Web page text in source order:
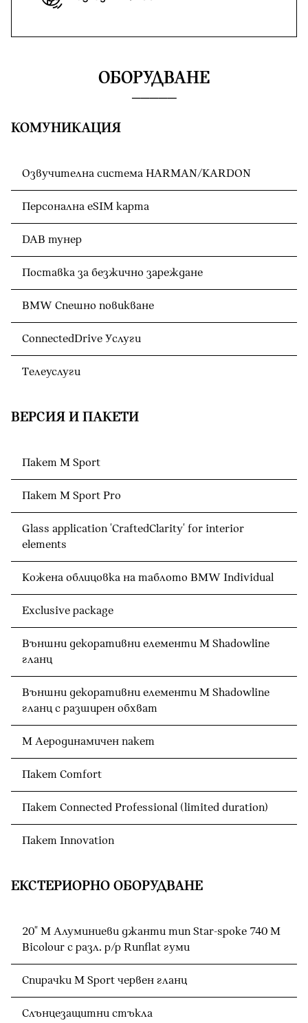
ОБОРУДВАНЕ
КОМУНИКАЦИЯ
Озвучителна система HARMAN/KARDON
Персонална eSIM карта
DAB тунер
Поставка за безжично зареждане
BMW Спешно повикване
ConnectedDrive Услуги
Телеуслуги
ВЕРСИЯ И ПАКЕТИ
Пакет M Sport
Пакет M Sport Pro
Glass application 'CraftedClarity' for interior
elements
Кожена облицовка на таблото BMW Individual
Exclusive package
Външни декоративни елементи M Shadowline
гланц
Външни декоративни елементи M Shadowline
гланц с разширен обхват
М Аеродинамичен пакет
Пакет Comfort
Пакет Connected Professional (limited duration)
Пакет Innovation
ЕКСТЕРИОРНО ОБОРУДВАНЕ
20" M Алуминиеви джанти тип Star-spoke 740 M
Bicolour с разл. р/р Runflat гуми
Спирачки M Sport червен гланц
Слънцезащитни стъкла